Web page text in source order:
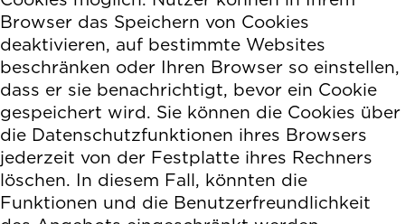
Browser das Speichern von Cookies
deaktivieren, auf bestimmte Websites
beschränken oder Ihren Browser so einstellen,
dass er sie benachrichtigt, bevor ein Cookie
gespeichert wird. Sie können die Cookies über
die Datenschutzfunktionen ihres Browsers
jederzeit von der Festplatte ihres Rechners
löschen. In diesem Fall, könnten die
Funktionen und die Benutzerfreundlichkeit